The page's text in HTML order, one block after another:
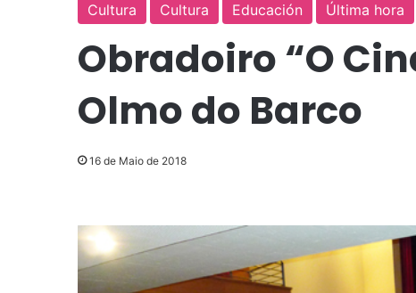
Cultura Cultura Educación Última hora
Obradoiro “O
Olmo do Barco
16 de Maio de 2018